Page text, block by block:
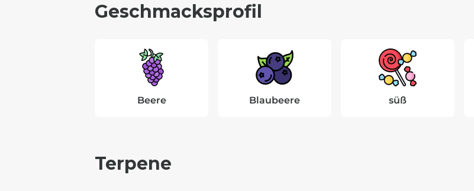
Geschmacksprofil
Beere Blaubeere süß
Terpene